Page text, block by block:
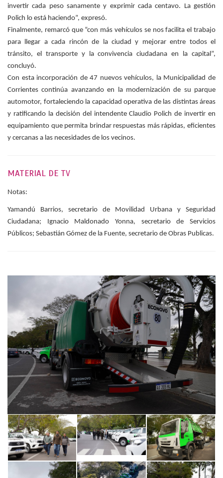
invertir cada peso sanamente y exprimir cada centavo. La gestión
Polich lo está haciendo”, expresó.
Finalmente, remarcó que “con más vehículos se nos facilita el trabajo
para llegar a cada rincón de la ciudad y mejorar entre todos el
tránsito, el transporte y la convivencia ciudadana en la capital”,
concluyó.
Con esta incorporación de 47 nuevos vehículos, la Municipalidad de
Corrientes continúa avanzando en la modernización de su parque
automotor, fortaleciendo la capacidad operativa de las distintas áreas
y ratificando la decisión del intendente Claudio Polich de invertir en
equipamiento que permita brindar respuestas más rápidas, eficientes
y cercanas a las necesidades de los vecinos.
MATERIAL DE TV
Notas:
Yamandú Barrios, secretario de Movilidad Urbana y Seguridad
Ciudadana; Ignacio Maldonado Yonna, secretario de Servicios
Públicos; Sebastián Gómez de la Fuente, secretario de Obras Publicas.